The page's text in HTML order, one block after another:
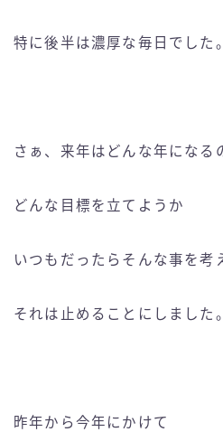
特に後半は濃厚な毎日でした。
さぁ、来年はどんな年になる
どんな目標を立てようか
いつもだったらそんな事を考
それは止めることにしました。
昨年から今年にかけて